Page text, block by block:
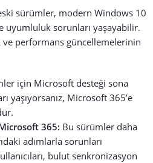
sürümler, modern Windows 10
uyumluluk sorunları yaşayabilir.
performans güncellemelerinin
için Microsoft desteği sona
yaşıyorsanız, Microsoft 365’e
365: Bu sürümler daha
adımlarla sorunları
bulut senkronizasyon